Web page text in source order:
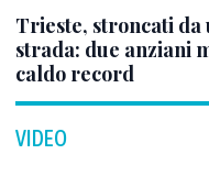
Trieste, stroncati
strada: due anziani
caldo record
VIDEO